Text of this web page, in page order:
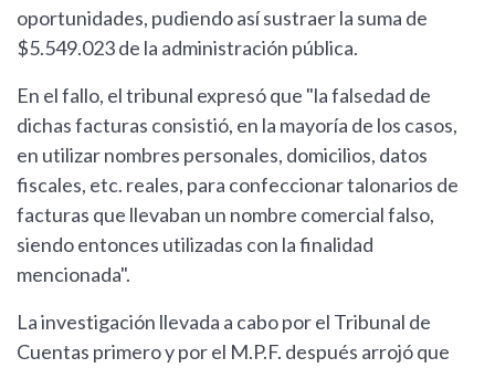
oportunidades, pudiendo así sustraer la suma de
$5.549.023 de la administración pública.
En el fallo, el tribunal expresó que "la falsedad de
dichas facturas consistió, en la mayoría de los casos,
en utilizar nombres personales, domicilios, datos
fiscales, etc. reales, para confeccionar talonarios de
facturas que llevaban un nombre comercial falso,
siendo entonces utilizadas con la finalidad
mencionada".
La investigación llevada a cabo por el Tribunal de
Cuentas primero y por el M.P.F. después arrojó que